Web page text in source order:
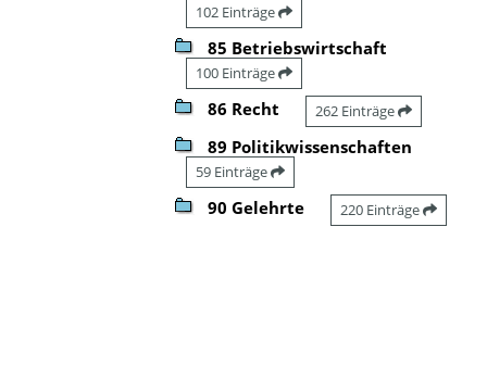
102 Einträge
85 Betriebswirtschaft
100 Einträge
86 Recht 262 Einträge
89 Politikwissenschaften
59 Einträge
90 Gelehrte 220 Einträge